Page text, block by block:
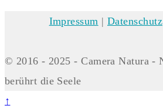
Impressum |Datenschutz
© 2016 - 2025 - Camera Natura -
berührt die Seele
↑